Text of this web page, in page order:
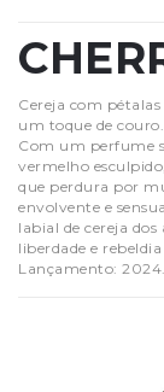
Cereja com
um toque de
Com um perfume
vermelho
que perdura por
envolvente e
labial de cereja
liberdade e
Lançamento: 2024.